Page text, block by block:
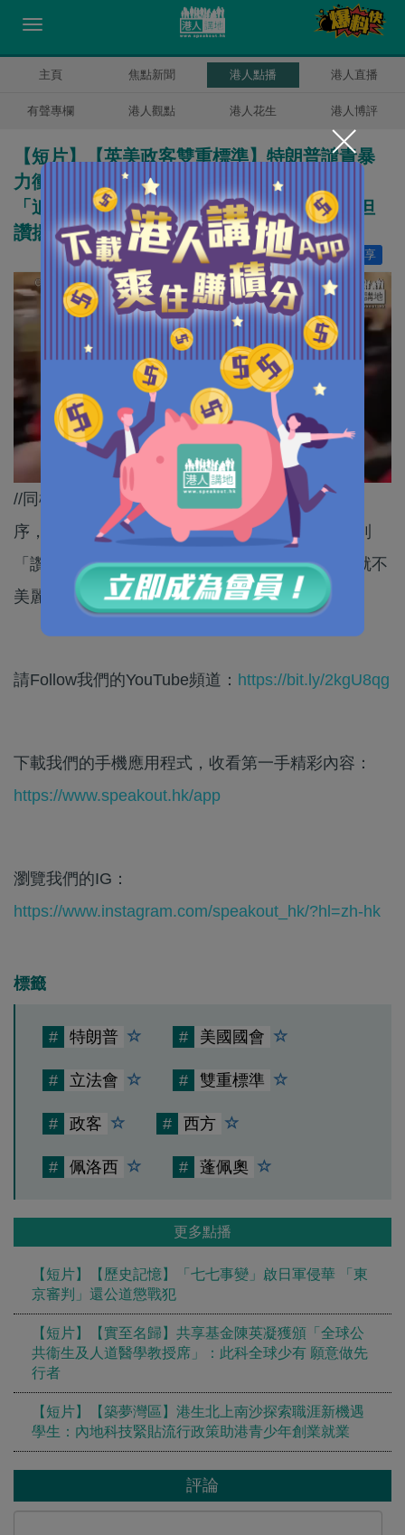
主頁 焦點新聞 港人點播 港人直播
有聲專欄 港人觀點 港人花生 港人博評
【短片】【英美政客雙重標準】特朗普譴責暴
力衝擊美國國會、但認為衝擊香港立法會是
「追尋自由」？佩洛西促特朗普應被免職、但
讚揚香港黑暴為「美麗風景線」？
分享
讚好 75
//同樣暴力衝擊權力機關，同樣公然藐視法治及秩
序，點解喺美國不可容忍，而喺香港立法會就得到
「讚揚」？唔通香港「美麗的風景線」，喺美國就不
美麗咩？//
請Follow我們的YouTube頻道： https://bit.ly/2kgU8qg
下載我們的手機應用程式，收看第一手精彩內容：
https://www.speakout.hk/app
瀏覽我們的IG：
https://www.instagram.com/speakout_hk/?hl=zh-hk
標籤
# 特朗普 # 美國國會
# 立法會 # 雙重標準
# 政客 # 西方
# 佩洛西 # 蓬佩奧
更多點播
【短片】【歷史記憶】「七七事變」啟日軍侵華 「東
京審判」還公道懲戰犯
【短片】【實至名歸】共享基金陳英凝獲頒「全球公
共衞生及人道醫學教授席」：此科全球少有 願意做先
行者
【短片】【築夢灣區】港生北上南沙探索職涯新機遇
學生：內地科技緊貼流行政策助港青少年創業就業
評論